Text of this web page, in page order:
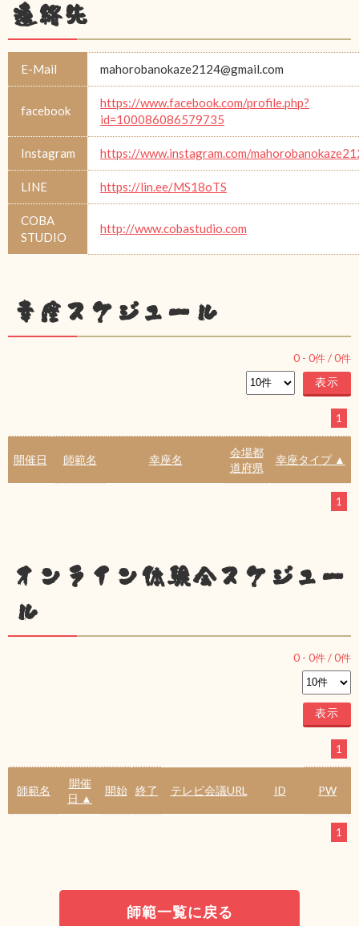
連絡先
E-Mail mahorobanokaze2124@gmail.com
facebook
https://www.facebook.com/profile.php?
id=100086086579735
Instagram https://www.instagram.com/
LINE https://lin.ee/MS18oTS
COBA
STUDIO
http://www.cobastudio.com
幸座スケジュール
0 - 0件 /0件
1
開催日 師範名 幸座名
会場都
道府県
幸座タイプ ▲
1
オンライン体験会スケジュー
ル
0 - 0件 /0件
1
師範名
開催
日 ▲
開始 終了 テレビ会議URL ID PW
1
師範一覧に戻る